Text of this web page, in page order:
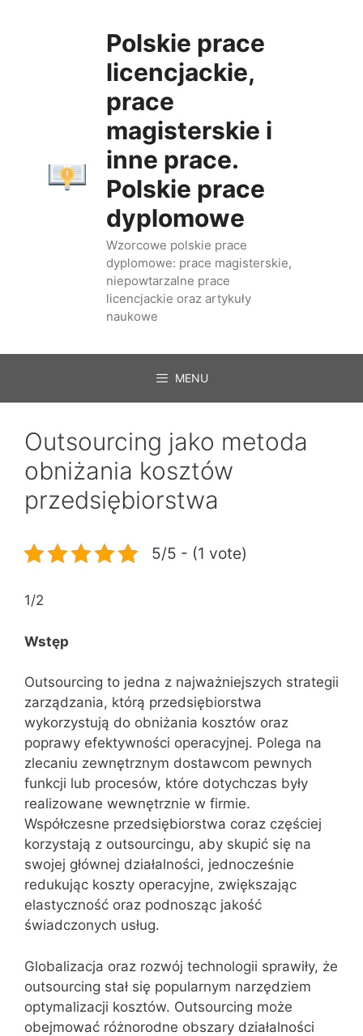
Polskie prace
licencjackie,
prace
magisterskie i
inne prace.
Polskie prace
dyplomowe
Wzorcowe polskie prace
dyplomowe: prace magisterskie,
niepowtarzalne prace
licencjackie oraz artykuły
naukowe
MENU
Outsourcing jako metoda
obniżania kosztów
przedsiębiorstwa
5/5 - (1 vote)
1/2
Wstęp
Outsourcing to jedna z najważniejszych strategii
zarządzania, którą przedsiębiorstwa
wykorzystują do obniżania kosztów oraz
poprawy efektywności operacyjnej. Polega na
zlecaniu zewnętrznym dostawcom pewnych
funkcji lub procesów, które dotychczas były
realizowane wewnętrznie w firmie.
Współczesne przedsiębiorstwa coraz częściej
korzystają z outsourcingu, aby skupić się na
swojej głównej działalności, jednocześnie
redukując koszty operacyjne, zwiększając
elastyczność oraz podnosząc jakość
świadczonych usług.
Globalizacja oraz rozwój technologii sprawiły, że
outsourcing stał się popularnym narzędziem
optymalizacji kosztów. Outsourcing może
obejmować różnorodne obszary działalności